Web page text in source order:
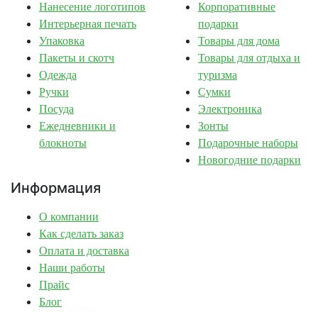
Нанесение логотипов
Интерьерная печать
Упаковка
Пакеты и скотч
Одежда
Ручки
Посуда
Ежедневники и
блокноты
Корпоративные
подарки
Товары для дома
Товары для отдыха и
туризма
Сумки
Электроника
Зонты
Подарочные наборы
Новогодние подарки
Информация
О компании
Как сделать заказ
Оплата и доставка
Наши работы
Прайс
Блог